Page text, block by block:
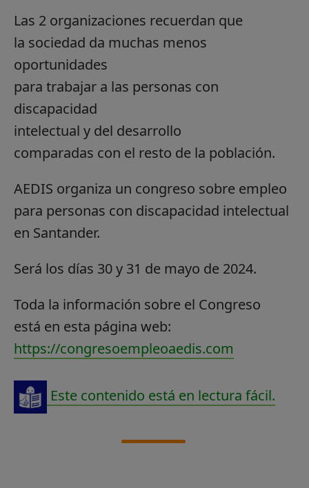
Las 2 organizaciones recuerdan que
la sociedad da muchas menos
oportunidades
para trabajar a las personas con
discapacidad
intelectual y del desarrollo
comparadas con el resto de la población.
AEDIS organiza un congreso sobre empleo
para personas con discapacidad intelectual
en Santander.
Será los días 30 y 31 de mayo de 2024.
Toda la información sobre el Congreso
está en esta página web:
https://congresoempleoaedis.com
Este contenido está en lectura fácil.